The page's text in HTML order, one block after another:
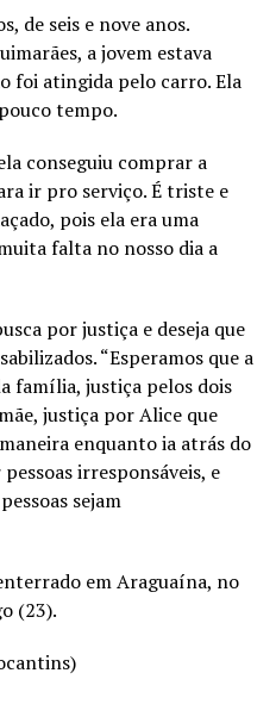
de seis e nove anos.
a jovem estava
foi atingida pelo carro. Ela
tempo.
conseguiu comprar a
ir pro serviço. É triste e
pois ela era uma
falta no nosso dia a
por justiça e deseja que
“Esperamos que a
família, justiça pelos dois
justiça por Alice que
enquanto ia atrás do
irresponsáveis, e
sejam
em Araguaína, no
(23).